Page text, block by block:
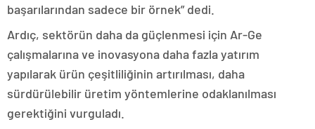
başarılarından sadece bir örnek” dedi.
Ardıç, sektörün daha da güçlenmesi için Ar-Ge
çalışmalarına ve inovasyona daha fazla yatırım
yapılarak ürün çeşitliliğinin artırılması, daha
sürdürülebilir üretim yöntemlerine odaklanılması
gerektiğini vurguladı.